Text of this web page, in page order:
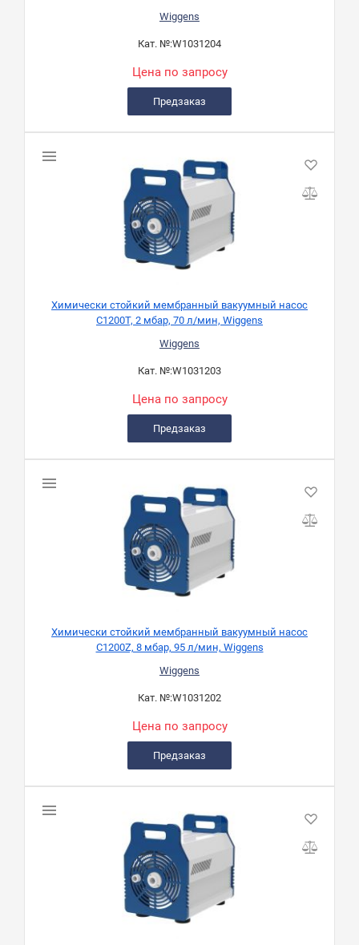
Wiggens
Кат. №:W1031204
Цена по запросу
Предзаказ
Химически стойкий мембранный вакуумный насос
C1200T, 2 мбар, 70 л/мин, Wiggens
Wiggens
Кат. №:W1031203
Цена по запросу
Предзаказ
Химически стойкий мембранный вакуумный насос
C1200Z, 8 мбар, 95 л/мин, Wiggens
Wiggens
Кат. №:W1031202
Цена по запросу
Предзаказ